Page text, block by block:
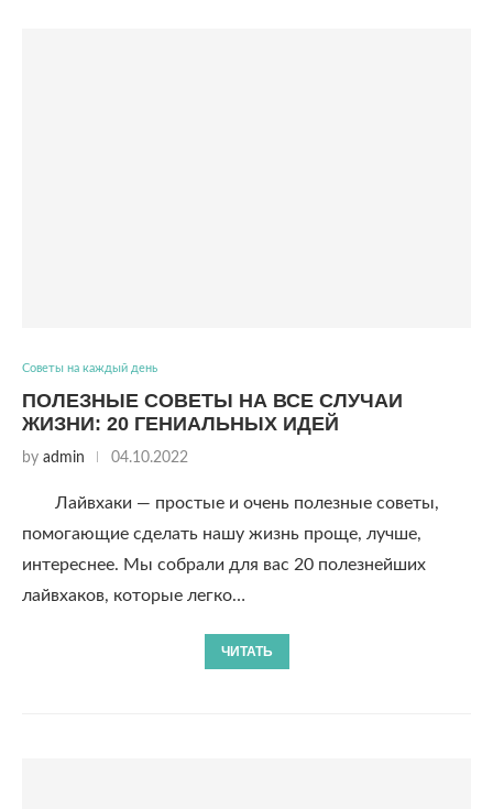
Советы на каждый день
ПОЛЕЗНЫЕ СОВЕТЫ НА ВСЕ СЛУЧАИ
ЖИЗНИ: 20 ГЕНИАЛЬНЫХ ИДЕЙ
by admin 04.10.2022
Лайвхаки — простые и очень полезные советы,
помогающие сделать нашу жизнь проще, лучше,
интереснее. Мы собрали для вас 20 полезнейших
лайвхаков, которые легко…
ЧИТАТЬ